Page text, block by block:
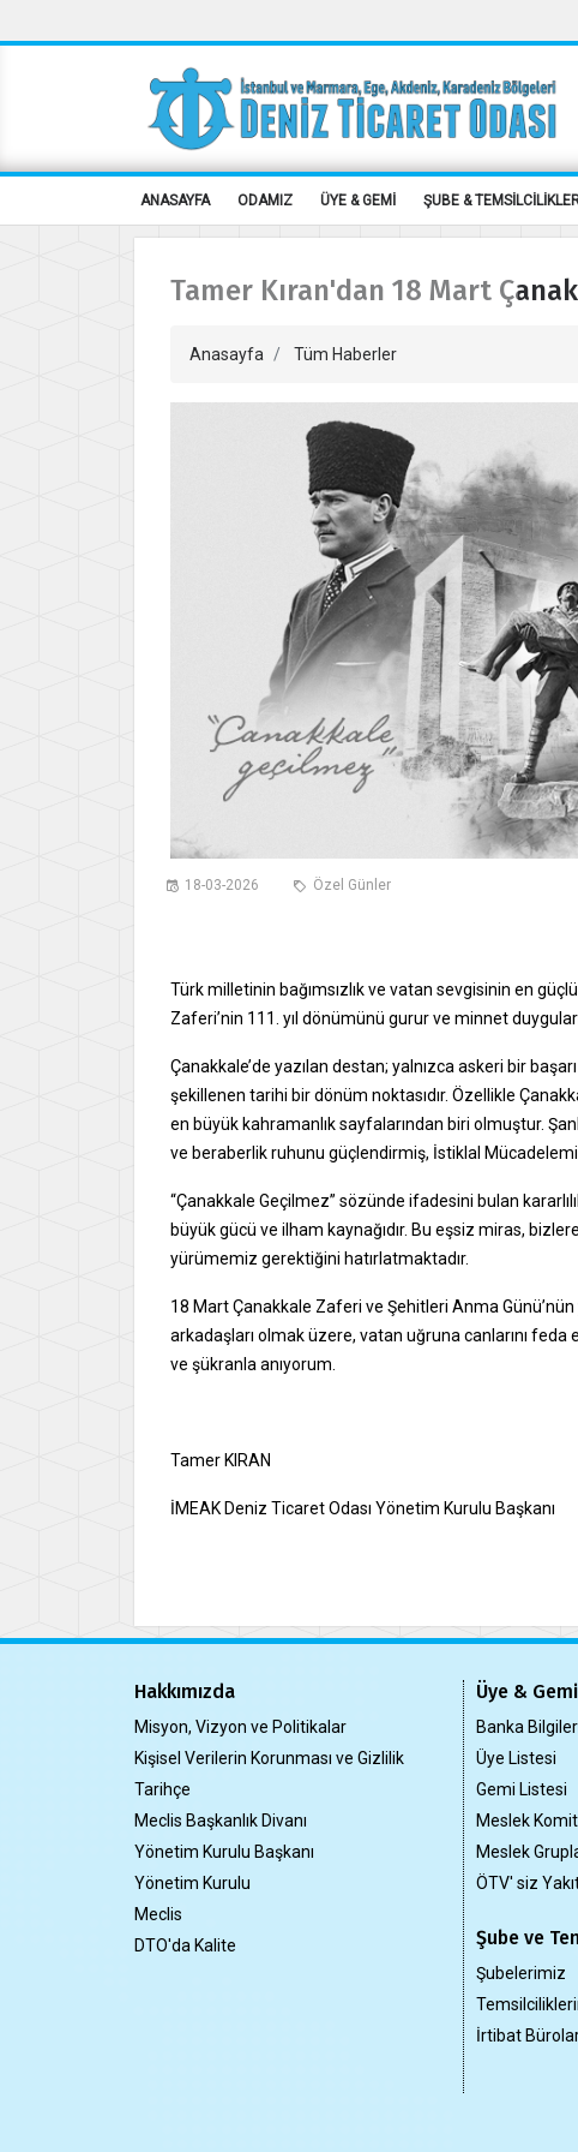
ANASAYFA ODAMIZ ÜYE & GEMİ ŞUBE &
Tamer Kıran'dan 18 Mart
Anasayfa Tüm Haberler
18-03-2026 Özel Günler
Türk milletinin bağımsızlık ve vatan sevgisinin en
Zaferi’nin 111. yıl dönümünü gurur ve minnet
Çanakkale’de yazılan destan; yalnızca askeri bir
şekillenen tarihi bir dönüm noktasıdır. Özellikle
en büyük kahramanlık sayfalarından biri olmuştur.
ve beraberlik ruhunu güçlendirmiş, İstiklal
“Çanakkale Geçilmez” sözünde ifadesini bulan
büyük gücü ve ilham kaynağıdır. Bu eşsiz miras,
yürümemiz gerektiğini hatırlatmaktadır.
18 Mart Çanakkale Zaferi ve Şehitleri Anma
arkadaşları olmak üzere, vatan uğruna canlarını
ve şükranla anıyorum.
Tamer KIRAN
İMEAK Deniz Ticaret Odası Yönetim Kurulu Başkanı
Hakkımızda
Misyon, Vizyon ve Politikalar
Kişisel Verilerin Korunması ve Gizlilik
Tarihçe
Meclis Başkanlık Divanı
Yönetim Kurulu Başkanı
Yönetim Kurulu
Meclis
DTO'da Kalite
Üye & Gemi
Banka
Üye Listesi
Gemi Listesi
Meslek
Meslek
ÖTV' siz
Şube ve
Şubelerimiz
İrtibat